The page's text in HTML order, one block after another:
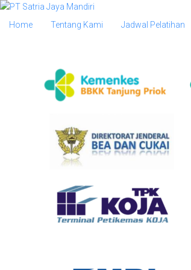
Home Tentang Kami Jadwal Pelatihan